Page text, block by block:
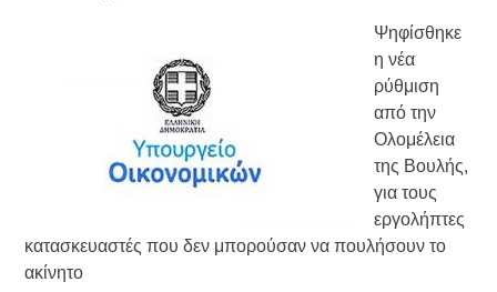
Ψηφίσθηκε
η νέα
ρύθμιση
από την
Ολομέλεια
της Βουλής,
για τους
εργολήπτες
κατασκευαστές που δεν μπορούσαν να πουλήσουν το
ακίνητο